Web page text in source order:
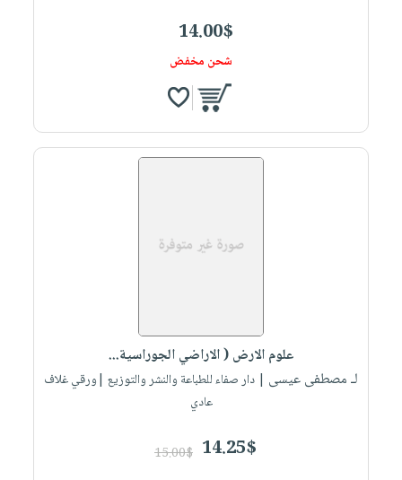
14.00$
شحن مخفض
علوم الارض ( الاراضي الجوراسية...
لـ مصطفى عيسى | دار صفاء للطباعة والنشر والتوزيع |ورقي غلاف
عادي
14.25$
15.00$